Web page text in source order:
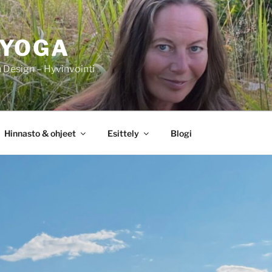
Design – Hyvinvointi
Hinnasto & ohjeet Esittely Blogi